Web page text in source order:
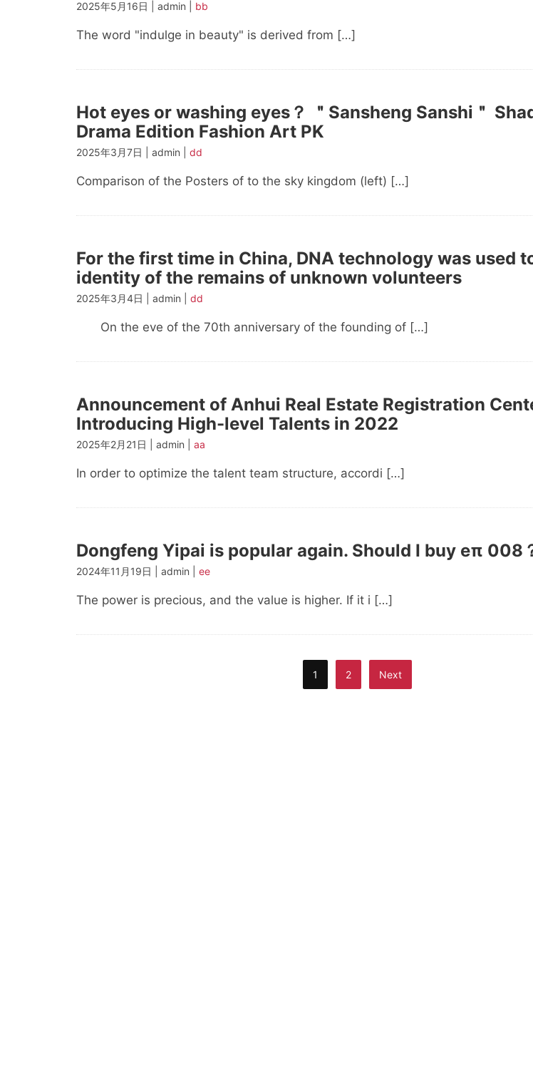
2025年5月16日 | admin | bb
The word "indulge in beauty" is derived from […]
Hot eyes or washing eyes？ ＂Sansheng Sanshi＂
Drama Edition Fashion Art PK
2025年3月7日 | admin | dd
Comparison of the Posters of to the sky kingdom (left) […]
For the first time in China, DNA technology was used
identity of the remains of unknown volunteers
2025年3月4日 | admin | dd
On the eve of the 70th anniversary of the founding of […]
Announcement of Anhui Real Estate Registration
Introducing High-level Talents in 2022
2025年2月21日 | admin | aa
In order to optimize the talent team structure, accordi […]
Dongfeng Yipai is popular again. Should I buy eπ 008
2024年11月19日 | admin | ee
The power is precious, and the value is higher. If it i […]
1 2 Next